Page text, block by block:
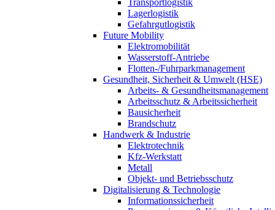
Lagerlogistik
Gefahrgutlogistik
Future Mobility
Elektromobilität
Wasserstoff-Antriebe
Flotten-/Fuhrparkmanagement
Gesundheit, Sicherheit & Umwelt (HSE)
Arbeits- & Gesundheitsmanagement
Arbeitsschutz & Arbeitssicherheit
Bausicherheit
Brandschutz
Handwerk & Industrie
Elektrotechnik
Kfz-Werkstatt
Metall
Objekt- und Betriebsschutz
Digitalisierung & Technologie
Informationssicherheit